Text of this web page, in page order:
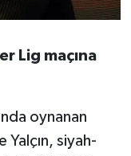
Lig maçına
oynanan
Yalçın, siyah-